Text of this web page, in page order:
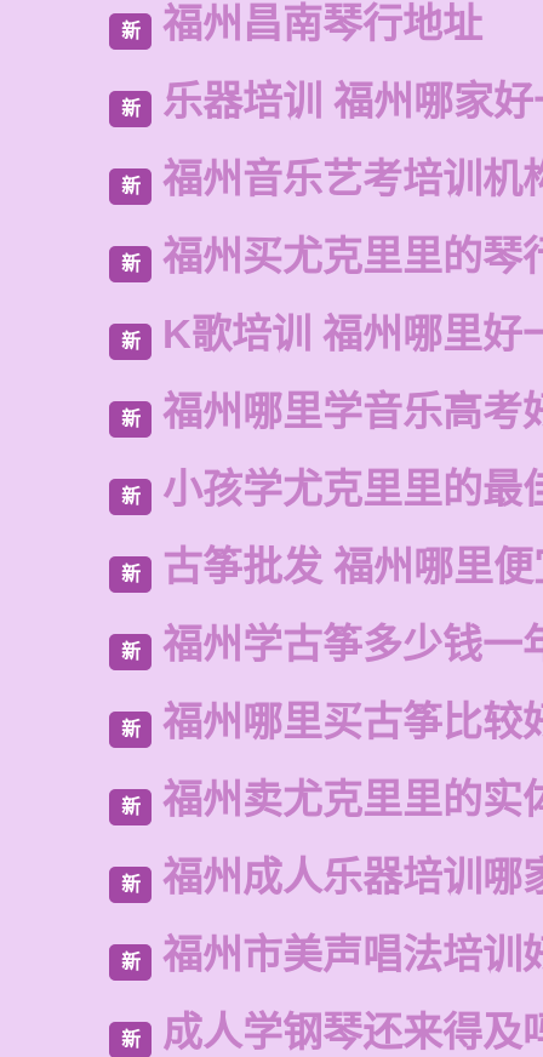
新 福州昌南琴行地址
新 乐器培训 福州哪家
新 福州音乐艺考培训机
新 福州买尤克里里的琴
新 K歌培训 福州哪里好
新 福州哪里学音乐高考
新 小孩学尤克里里的最
新 古筝批发 福州哪里
新 福州学古筝多少钱一
新 福州哪里买古筝比较
新 福州卖尤克里里的实
新 福州成人乐器培训哪
新 福州市美声唱法培训
新 成人学钢琴还来得及